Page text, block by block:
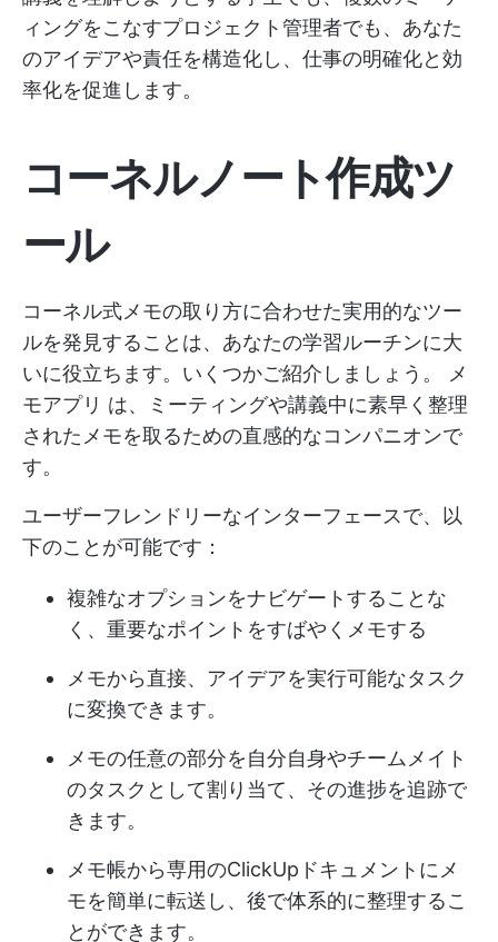
ィングをこなすプロジェクト管理者でも、あなた
のアイデアや責任を構造化し、仕事の明確化と効
率化を促進します。
コーネルノート作成ツ
ール
コーネル式メモの取り方に合わせた実用的なツー
ルを発見することは、あなたの学習ルーチンに大
いに役立ちます。いくつかご紹介しましょう。
メ
モアプリ は、ミーティングや講義中に素早く整理
されたメモを取るための直感的なコンパニオンで
す。
ユーザーフレンドリーなインターフェースで、以
下のことが可能です：
複雑なオプションをナビゲートすることな
く、重要なポイントをすばやくメモする
メモから直接、アイデアを実行可能なタスク
に変換できます。
メモの任意の部分を自分自身やチームメイト
のタスクとして割り当て、その進捗を追跡で
きます。
メモ帳から専用のClickUpドキュメントにメ
モを簡単に転送し、後で体系的に整理するこ
とができます。